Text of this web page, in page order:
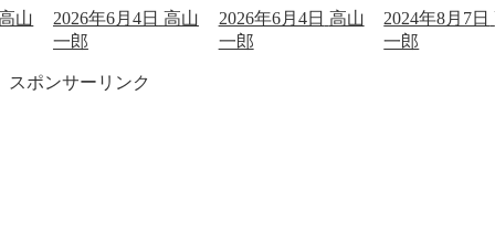
山 2026年6月4日 高山
一郎
2026年6月4日 高山
一郎
2024年8月7日
一郎
スポンサーリンク